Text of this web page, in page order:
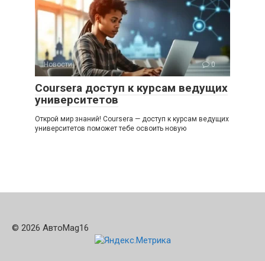
Новости 0
Coursera доступ к курсам ведущих
университетов
Открой мир знаний! Coursera — доступ к курсам ведущих
университетов поможет тебе освоить новую
© 2026 АвтоMag16